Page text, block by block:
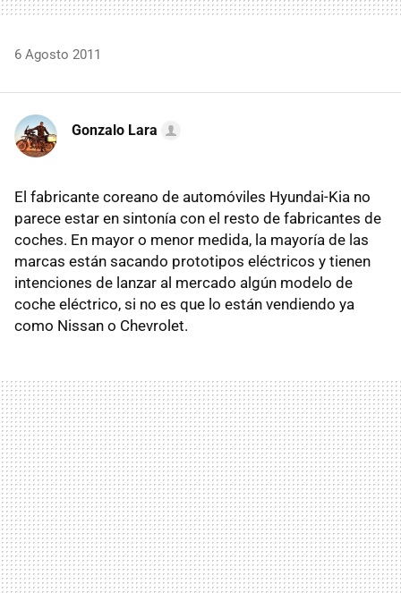
6 Agosto 2011
Gonzalo Lara
El fabricante coreano de automóviles Hyundai-Kia no
parece estar en sintonía con el resto de fabricantes de
coches. En mayor o menor medida, la mayoría de las
marcas están sacando prototipos eléctricos y tienen
intenciones de lanzar al mercado algún modelo de
coche eléctrico, si no es que lo están vendiendo ya
como Nissan o Chevrolet.